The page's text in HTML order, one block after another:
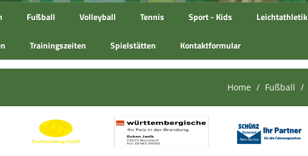
Fußball Volleyball Tennis Sport - Kids Leichtathletik
Trainingszeiten Spielstätten Kontaktformular
Home Fußball